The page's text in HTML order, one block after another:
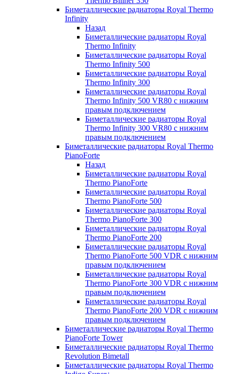
Биметаллические радиаторы Royal Thermo
Infinity
Назад
Биметаллические радиаторы Royal
Thermo Infinity
Биметаллические радиаторы Royal
Thermo Infinity 500
Биметаллические радиаторы Royal
Thermo Infinity 300
Биметаллические радиаторы Royal
Thermo Infinity 500 VR80 с нижним
правым подключением
Биметаллические радиаторы Royal
Thermo Infinity 300 VR80 с нижним
правым подключением
Биметаллические радиаторы Royal Thermo
PianoForte
Назад
Биметаллические радиаторы Royal
Thermo PianoForte
Биметаллические радиаторы Royal
Thermo PianoForte 500
Биметаллические радиаторы Royal
Thermo PianoForte 300
Биметаллические радиаторы Royal
Thermo PianoForte 200
Биметаллические радиаторы Royal
Thermo PianoForte 500 VDR с нижним
правым подключением
Биметаллические радиаторы Royal
Thermo PianoForte 300 VDR с нижним
правым подключением
Биметаллические радиаторы Royal
Thermo PianoForte 200 VDR с нижним
правым подключением
Биметаллические радиаторы Royal Thermo
PianoForte Tower
Биметаллические радиаторы Royal Thermo
Revolution Bimetall
Биметаллические радиаторы Royal Thermo